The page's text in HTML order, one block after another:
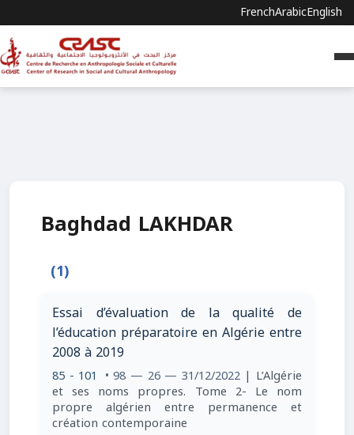
FrenchArabicEnglish
Baghdad LAKHDAR
(1)
Essai d’évaluation de la qualité de
l’éducation préparatoire en Algérie entre
2008 à 2019
85 - 101 • 98 — 26 — 31/12/2022 | L’Algérie
et ses noms propres. Tome 2- Le nom
propre algérien entre permanence et
création contemporaine